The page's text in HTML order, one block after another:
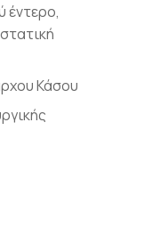
έντερο,
Κάσου